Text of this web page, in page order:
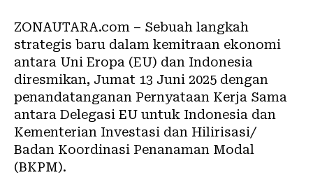
ZONAUTARA.com – Sebuah langkah
strategis baru dalam kemitraan ekonomi
antara Uni Eropa (EU) dan Indonesia
diresmikan, Jumat 13 Juni 2025 dengan
penandatanganan Pernyataan Kerja Sama
antara Delegasi EU untuk Indonesia dan
Kementerian Investasi dan Hilirisasi/
Badan Koordinasi Penanaman Modal
(BKPM).